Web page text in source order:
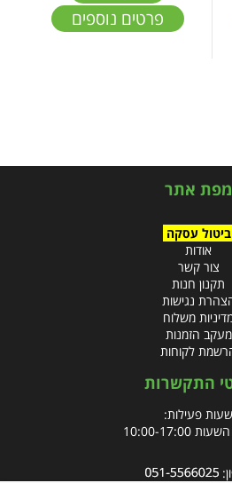
פרטים נוספים
מפת אתר
ביטול עסקה
אודות
צור קשר
תקנון חנות
נגישות
משלוח
מעקב הזמנות
לקוחות
התקשרות
שעות פעילות:
10:00-17:00